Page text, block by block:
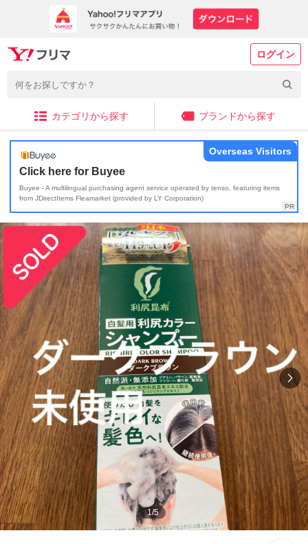
ログイン
カテゴリから探す ブランドから探す
Click here for Buyee
Buyee - A multilingual purchasing agent service operated by tenso, featuring items
from JDirectItems Fleamarket (provided by LY Corporation)
Overseas Visitors
1/5